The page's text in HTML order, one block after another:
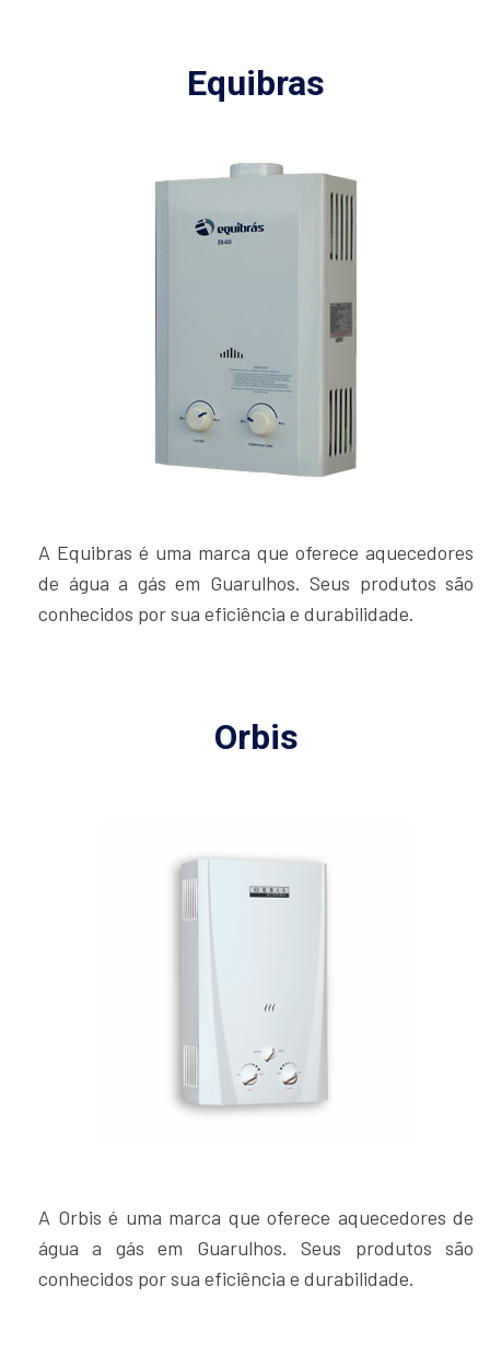
Equibras
A Equibras é uma marca que oferece aquecedores
de água a gás em Guarulhos. Seus produtos são
conhecidos por sua eficiência e durabilidade.
Orbis
A Orbis é uma marca que oferece aquecedores de
água a gás em Guarulhos. Seus produtos são
conhecidos por sua eficiência e durabilidade.